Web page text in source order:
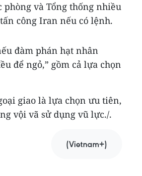
và Tổng thống nhiều
công Iran nếu có lệnh.
đàm phán hạt nhân
để ngỏ,” gồm cả lựa chọn
giao là lựa chọn ưu tiên,
vội vã sử dụng vũ lực./.
(Vietnam+)